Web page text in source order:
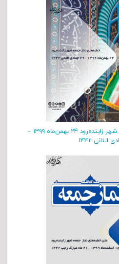
متن خطبه‌های نماز جمعه شهر زاینده‌رود ۲۴ بهمن‌‌ماه ۱۳۹۹ –